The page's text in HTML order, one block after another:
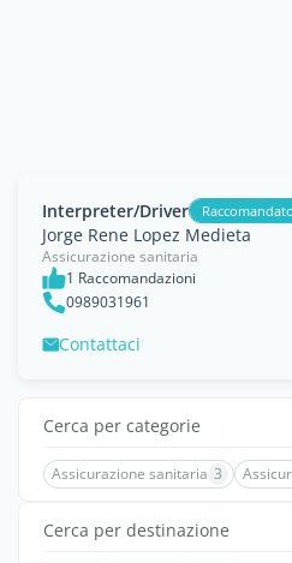
Interpreter/Driver Raccomandato
Jorge Rene Lopez Medieta
Assicurazione sanitaria
1 Raccomandazioni
0989031961
Contattaci
Cerca per categorie
Assicurazione sanitaria 3
Cerca per destinazione